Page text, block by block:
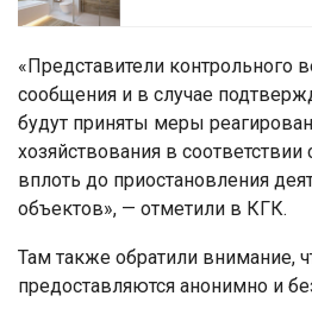
«Представители контрольного
сообщения и в случае
будут приняты меры
хозяйствования в соответствии
вплоть до приостановления
объектов», — отметили в КГК.
Там также обратили внимание,
предоставляются анонимно и